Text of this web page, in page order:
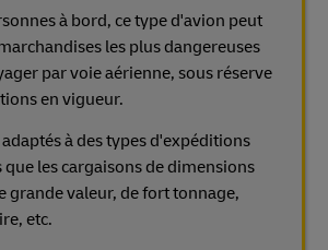
à bord, ce type d'avion peut
les plus dangereuses
par voie aérienne, sous réserve
en vigueur.
à des types d'expéditions
les cargaisons de dimensions
grande valeur, de fort tonnage,
etc.